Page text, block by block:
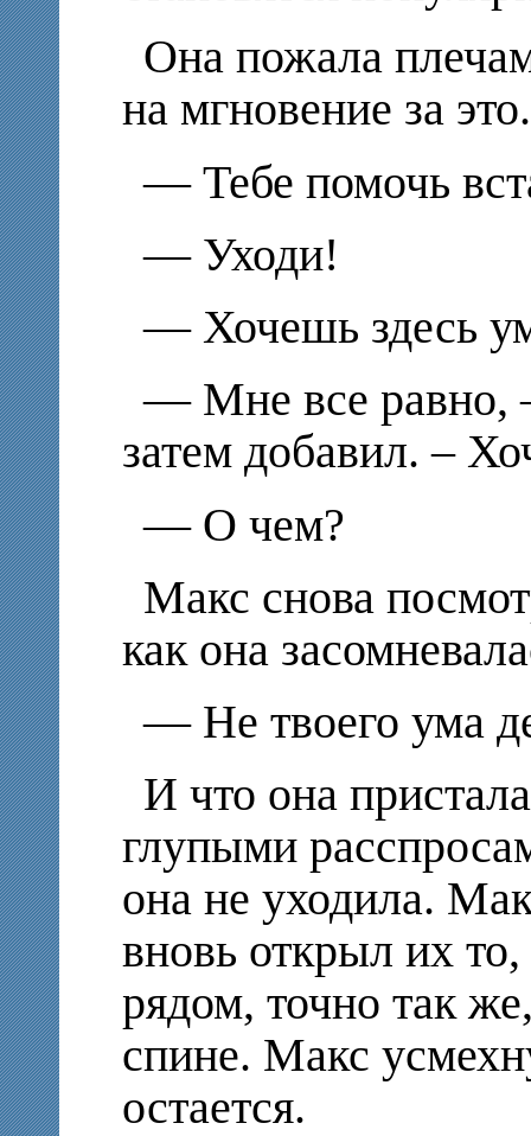
Она пожала
на мгновение за это.
— Тебе помочь
— Уходи!
— Хочешь здесь
— Мне все равно,
затем добавил. –
— О чем?
Макс снова
как она
— Не твоего ума
И что она
глупыми
она не уходила.
вновь открыл их
рядом, точно так
спине. Макс
остается.